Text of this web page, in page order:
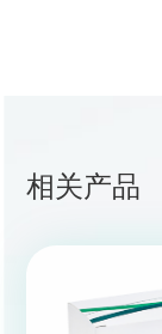
相关产品